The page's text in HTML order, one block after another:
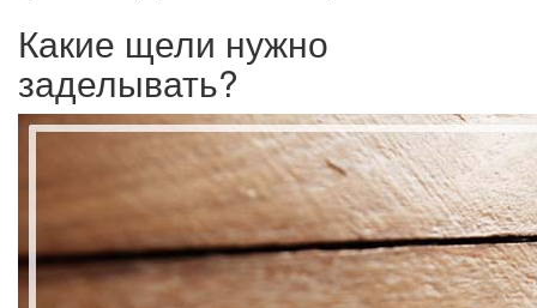
Какие щели нужно
заделывать?